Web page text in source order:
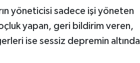
yöneticisi sadece işi yöneten
yapan, geri bildirim veren,
ise sessiz depremin altında